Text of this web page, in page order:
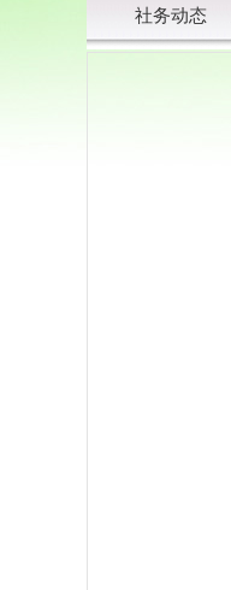
社务动态